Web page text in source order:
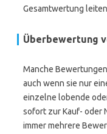
Gesamtwertung
Überbewertung
Manche
auch wenn sie nur
einzelne lobende
sofort zur Kauf- oder
immer mehrere